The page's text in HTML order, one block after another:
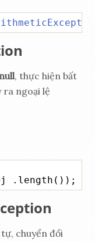
null, thực hiện bất
ra ngoại lệ
.length());
chuyển đổi